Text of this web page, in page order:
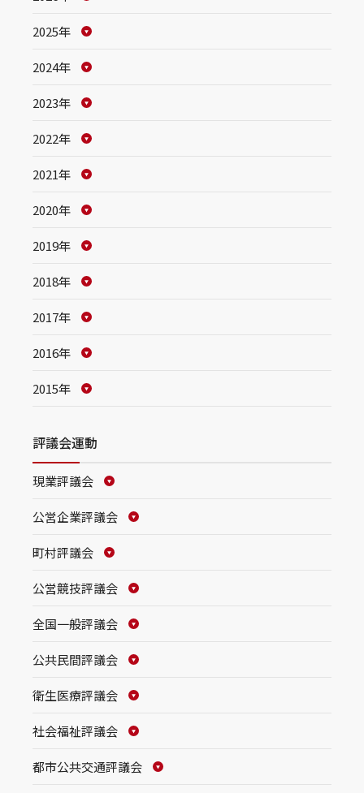
2025年
2024年
2023年
2022年
2021年
2020年
2019年
2018年
2017年
2016年
2015年
評議会運動
現業評議会
公営企業評議会
町村評議会
公営競技評議会
全国一般評議会
公共民間評議会
衛生医療評議会
社会福祉評議会
都市公共交通評議会